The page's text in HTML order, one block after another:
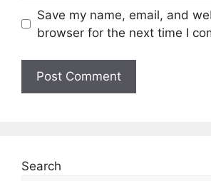
Save my name, email, and
browser for the next time I
Search